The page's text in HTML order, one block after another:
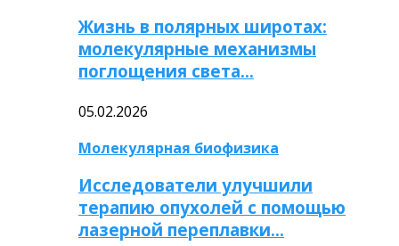
Жизнь в полярных широтах:
молекулярные механизмы
поглощения света…
05.02.2026
Молекулярная биофизика
Исследователи улучшили
терапию опухолей с помощью
лазерной переплавки…